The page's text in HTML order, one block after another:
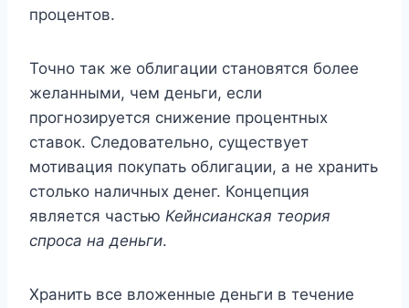
процентов.
Точно так же облигации становятся более
желанными, чем деньги, если
прогнозируется снижение процентных
ставок. Следовательно, существует
мотивация покупать облигации, а не хранить
столько наличных денег. Концепция
является частью Кейнсианская теория
спроса на деньги.
Хранить все вложенные деньги в течение